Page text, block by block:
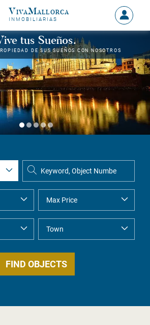
VivaMallorca
INMOBILIARIAS
Sign
in
MY
tus Sueños.
DE SUS SUEÑOS CON NOSOTROS